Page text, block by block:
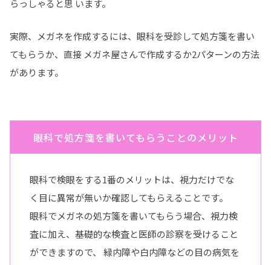
らっしゃると思 います。
実際、メガネを作成するには、眼科を受診して処方箋を書い
てもらうか、直接 メガネ屋さんで作成するか2パターンの方法
があります。
眼科で処方箋を書いてもらうことのメリット
眼科で検眼をする1番のメリットは、視力だけでな
く目に異常が無いか確認してもらえることです。
眼科でメガネの処方箋を書いてもらう場合、視力検
査に加え、基礎的な検査と医師の診察を受けること
ができますので、 緑内障や白内障などの目の病気を